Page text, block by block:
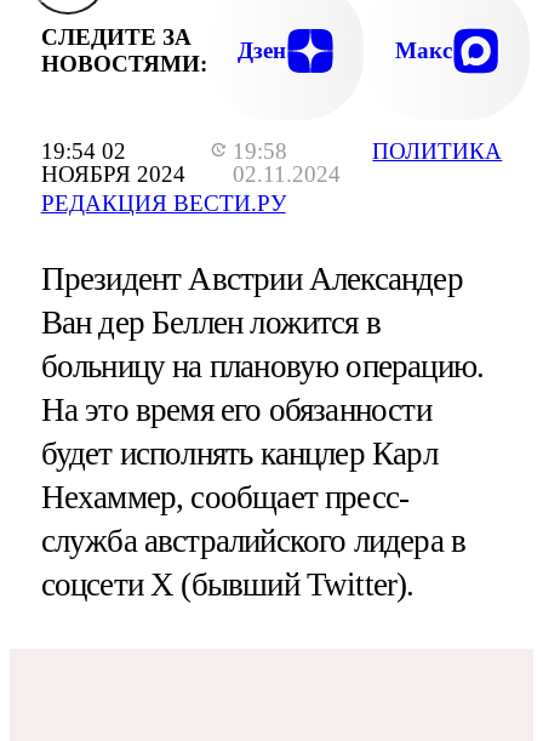
19:54 02
НОЯБРЯ 2024
19:58
02.11.2024
РЕДАКЦИЯ ВЕСТИ.РУ
ПОЛИТИКА
СЛЕДИТЕ ЗА
НОВОСТЯМИ:
Дзен Макс
Президент Австрии Александер
Ван дер Беллен ложится в
больницу на плановую операцию.
На это время его обязанности
будет исполнять канцлер Карл
Нехаммер, сообщает пресс-
служба австралийского лидера в
соцсети Х (бывший Twitter).